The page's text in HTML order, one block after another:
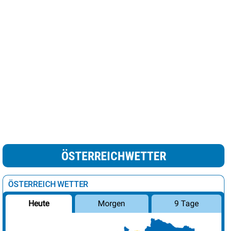
ÖSTERREICHWETTER
ÖSTERREICH WETTER
Heute Morgen 9 Tage